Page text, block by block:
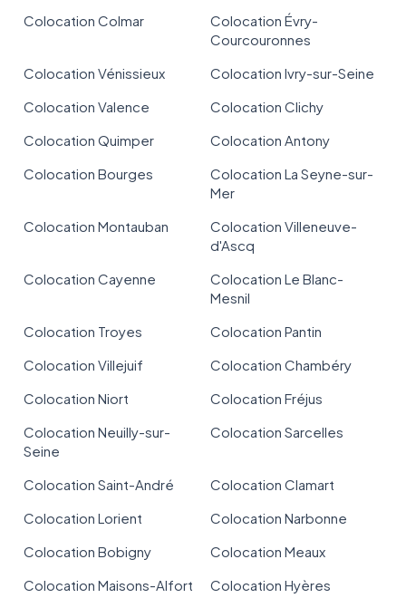
Colocation Colmar
Colocation Évry-
Courcouronnes
Colocation Vénissieux
Colocation Ivry-sur-Seine
Colocation Valence
Colocation Clichy
Colocation Quimper
Colocation Antony
Colocation Bourges
Colocation La Seyne-sur-
Mer
Colocation Montauban
Colocation Villeneuve-
d'Ascq
Colocation Cayenne
Colocation Le Blanc-
Mesnil
Colocation Troyes
Colocation Pantin
Colocation Villejuif
Colocation Chambéry
Colocation Niort
Colocation Fréjus
Colocation Neuilly-sur-
Seine
Colocation Sarcelles
Colocation Saint-André
Colocation Clamart
Colocation Lorient
Colocation Narbonne
Colocation Bobigny
Colocation Meaux
Colocation Maisons-Alfort
Colocation Hyères